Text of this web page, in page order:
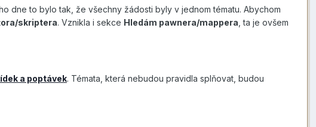
dne to bylo tak, že všechny žádosti byly v jednom tématu. Abychom
skriptera. Vznikla i sekce Hledám pawnera/mappera , ta je ovšem
a poptávek. Témata, která nebudou pravidla splňovat, budou